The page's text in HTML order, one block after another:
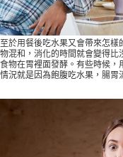
至於用餐後吃水果又會帶來怎
物混和，消化的時間就會變得比
食物在胃裡面發酵。有些時候，
情況就是因為飽腹吃水果，腸胃